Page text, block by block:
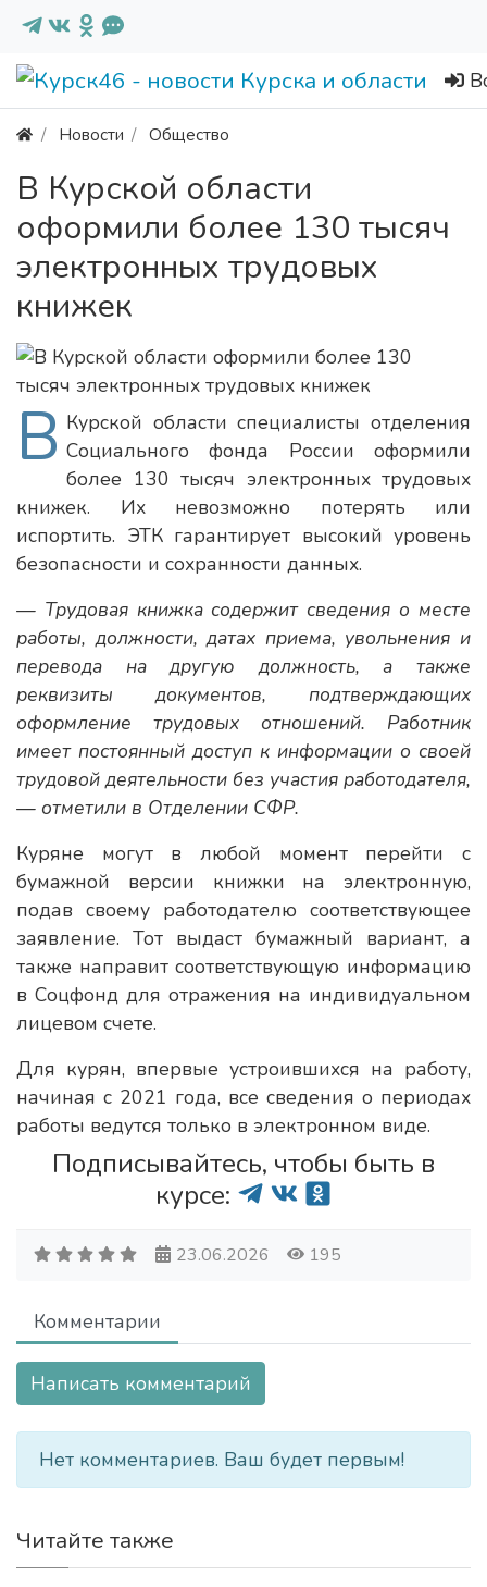
Новости Общество
В Курской области
оформили более 130 тысяч
электронных трудовых
книжек
В Курской области специалисты отделения
Социального фонда России оформили
более 130 тысяч электронных трудовых
книжек. Их невозможно потерять или
испортить. ЭТК гарантирует высокий уровень
безопасности и сохранности данных.
— Трудовая книжка содержит сведения о месте
работы, должности, датах приема, увольнения и
перевода на другую должность, а также
реквизиты документов, подтверждающих
оформление трудовых отношений. Работник
имеет постоянный доступ к информации о своей
трудовой деятельности без участия работодателя,
— отметили в Отделении СФР.
Куряне могут в любой момент перейти с
бумажной версии книжки на электронную,
подав своему работодателю соответствующее
заявление. Тот выдаст бумажный вариант, а
также направит соответствующую информацию
в Соцфонд для отражения на индивидуальном
лицевом счете.
Для курян, впервые устроившихся на работу,
начиная с 2021 года, все сведения о периодах
работы ведутся только в электронном виде.
Подписывайтесь, чтобы быть в
курсе:
23.06.2026 195
Комментарии
Написать комментарий
Нет комментариев. Ваш будет первым!
Читайте также